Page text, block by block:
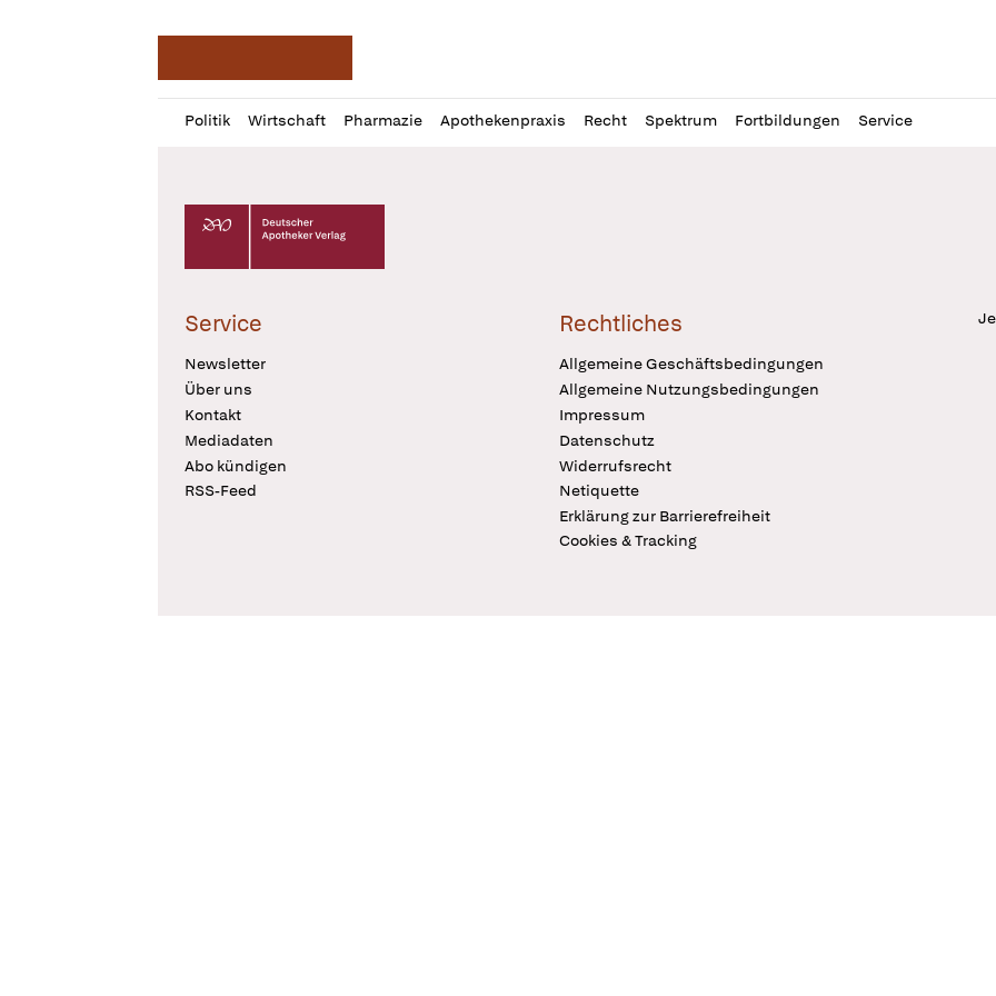
Politik Wirtschaft Pharmazie Apothekenpraxis Recht Spektrum Fortbildungen Service
Profil
öffnen
Daz
Pur
Deutscher Apotheker Verlag Logo
Service
Newsletter
Über uns
Kontakt
Mediadaten
Abo kündigen
RSS-Feed
Rechtliches
Allgemeine Geschäftsbedingungen
Allgemeine Nutzungsbedingungen
Impressum
Datenschutz
Widerrufsrecht
Netiquette
Erklärung zur Barrierefreiheit
Cookies & Tracking